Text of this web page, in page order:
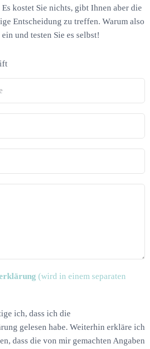
kostet Sie nichts, gibt Ihnen aber die
Entscheidung zu treffen. Warum also
und testen Sie es selbst!
(wird in einem separaten
ich, dass ich die
gelesen habe. Weiterhin erkläre ich
dass die von mir gemachten Angaben